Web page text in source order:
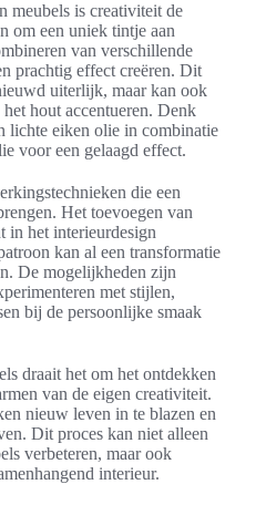
meubels is creativiteit de
om een uniek tintje aan
van verschillende
prachtig effect creëren. Dit
uiterlijk, maar kan ook
hout accentueren. Denk
lichte eiken olie in combinatie
voor een gelaagd effect.
die een
Het toevoegen van
in het interieurdesign
kan al een transformatie
De mogelijkheden zijn
met stijlen,
bij de persoonlijke smaak
draait het om het ontdekken
van de eigen creativiteit.
nieuw leven in te blazen en
Dit proces kan niet alleen
verbeteren, maar ook
interieur.